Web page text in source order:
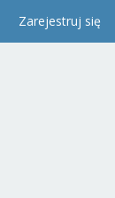
Zarejestruj się